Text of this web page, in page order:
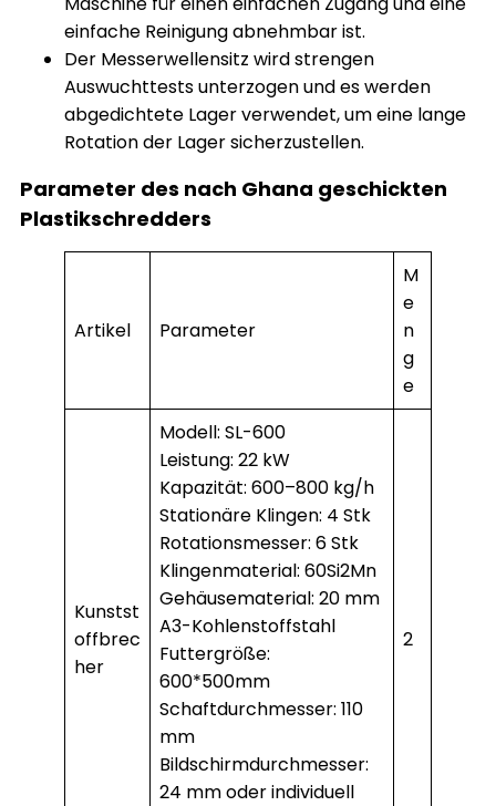
einfache Reinigung abnehmbar ist.
Der Messerwellensitz wird strengen
Auswuchttests unterzogen und es werden
abgedichtete Lager verwendet, um eine lange
Rotation der Lager sicherzustellen.
Parameter des nach Ghana geschickten
Plastikschredders
Artikel Parameter
M
e
n
g
e
Kunstst
offbrec
her
Modell: SL-600
Leistung: 22 kW
Kapazität: 600–800 kg/h
Stationäre Klingen: 4 Stk
Rotationsmesser: 6 Stk
Klingenmaterial: 60Si2Mn
Gehäusematerial: 20 mm
A3-Kohlenstoffstahl
Futtergröße:
600*500mm
Schaftdurchmesser: 110
mm
Bildschirmdurchmesser:
24 mm oder individuell
2